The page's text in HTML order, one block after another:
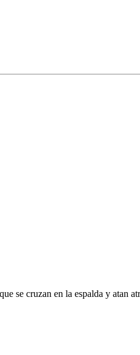
se cruzan en la espalda y atan